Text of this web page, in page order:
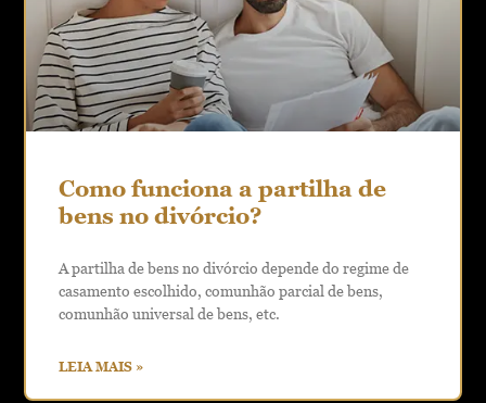
Como funciona a partilha de
bens no divórcio?
A partilha de bens no divórcio depende do regime de
casamento escolhido, comunhão parcial de bens,
comunhão universal de bens, etc.
LEIA MAIS »